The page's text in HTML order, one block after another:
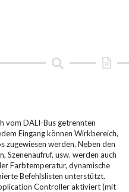
vom DALI-Bus getrennten
Eingang können Wirkbereich,
zugewiesen werden. Neben den
Szenenaufruf, usw. werden auch
Farbtemperatur, dynamische
Befehlslisten unterstützt.
Controller aktiviert (mit